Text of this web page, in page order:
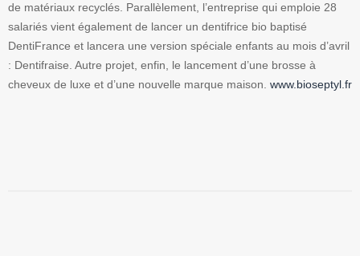
de matériaux recyclés. Parallèlement, l’entreprise qui emploie 28
salariés vient également de lancer un dentifrice bio baptisé
DentiFrance et lancera une version spéciale enfants au mois d’avril
: Dentifraise. Autre projet, enfin, le lancement d’une brosse à
cheveux de luxe et d’une nouvelle marque maison. www.bioseptyl.fr